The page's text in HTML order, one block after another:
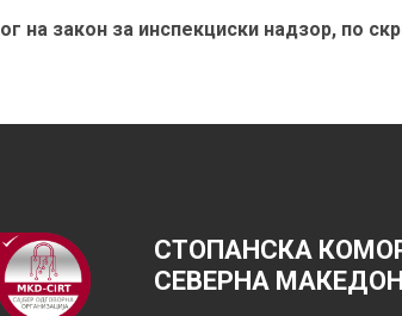
на закон за инспекциски надзор, по
СТОПАНСКА
СЕВЕРНА